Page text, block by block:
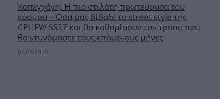
Κοπεγχάγη: Η πιο στιλάτη πρωτεύουσα του
κόσμου – Όσα μας δίδαξε το street style της
CPHFW SS27 και θα καθορίσουν τον τρόπο που
θα ντυνόμαστε τους επόμενους μήνες
07.08.2026